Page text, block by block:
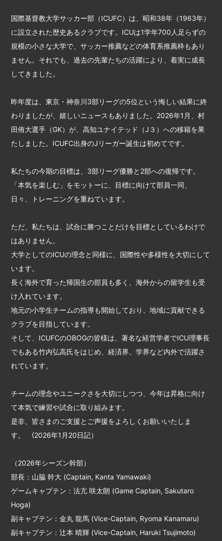
国際基督教大学サッカー部（ICUFC）は、昭和38年（1963年）
に設立された歴史あるクラブです。ICUは1学年700人足らずの
規模の小さな大学で、サッカー推薦などの体育系推薦枠もあり
ません。それでも、過去の先輩たちの活躍により、着実に成長
してきました。
昨年度は、東京・神奈川3部リーグの5位という悔しい結果に終
わりましたが、嬉しいニュースもありました。2026年1月、村
田侑大選手（GK）が、高知ユナイテッド（J３）への移籍を果
たしました。ICUFC出身のJリーガー誕生は初めてです。
私たちの今期の目標は、3部リーグ優勝と2部への復帰です。
「本気を楽しむ」をモットーに、目標に向けて部員一同、
日々、トレーニングを重ねています。
ただ、私たちは、試合に勝つことだけを目標としているわけで
はありません。
大学としてのICUの理念と同様に、国際性や多様性を大切にして
います。
長く海外で育った帰国生の部員も多く、海外からの留学生も受
け入れています。
地元の小学生チームの指導も開始しており、地域に貢献できる
クラブを目指しています。
そして、ICUFCのOBOGの皆様は、著名な経営学者でICU理事長
でもある竹内弘高氏をはじめ、経済界、学界など内外で活躍さ
れています。
チームの理念やユニークさを大切にしつつ、今年は昇格に向け
て本気で練習や試合に取り組みます。
是非、皆さまのご支援とご声援をよろしくお願いいたしま
す。 (2026年1月20日記）
（2026年シーズン幹部）
部長：山脇 幹大 (Captain, Kanta Yamawaki)
ゲームキャプテン：法亢 咲太朗 (Game Captain, Sakutaro
Hoga)
副キャプテン：金丸 龍馬 (Vice-Captain, Ryoma Kanamaru)
副キャプテン：辻本 晴輝 (Vice-Captain, Haruki Tsujimoto)